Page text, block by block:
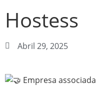
Hostess
Abril 29, 2025
Empresa